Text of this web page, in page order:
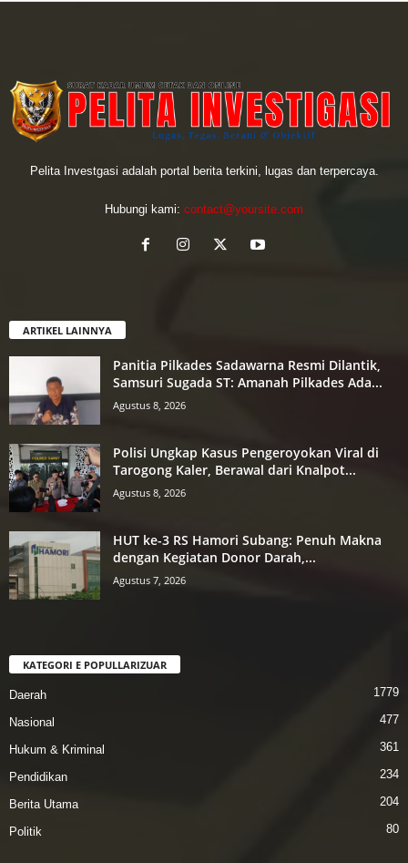
Pelita Investgasi adalah portal berita terkini, lugas dan terpercaya.
Hubungi kami: contact@yoursite.com
ARTIKEL LAINNYA
Panitia Pilkades Sadawarna Resmi Dilantik,
Samsuri Sugada ST: Amanah Pilkades Ada...
Agustus 8, 2026
Polisi Ungkap Kasus Pengeroyokan Viral di
Tarogong Kaler, Berawal dari Knalpot...
Agustus 8, 2026
HUT ke-3 RS Hamori Subang: Penuh Makna
dengan Kegiatan Donor Darah,...
Agustus 7, 2026
KATEGORI E POPULLARIZUAR
Daerah 1779
Nasional 477
Hukum & Kriminal 361
Pendidikan 234
Berita Utama 204
Politik 80